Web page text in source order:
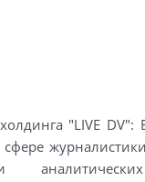
"LIVE DV":